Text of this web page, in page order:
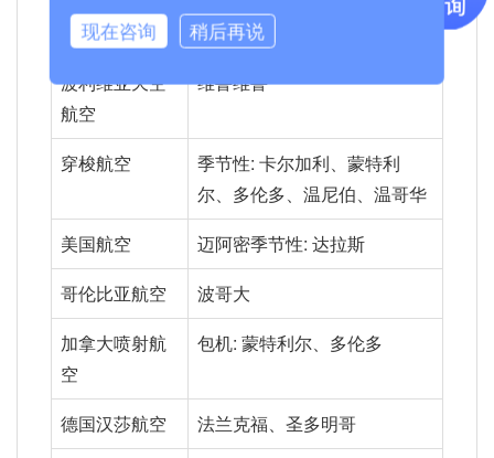
航空公司
航点
波利维亚天空
航空
维鲁维鲁
穿梭航空
季节性: 卡尔加利、蒙特利
尔、多伦多、温尼伯、温哥华
美国航空
迈阿密季节性: 达拉斯
哥伦比亚航空
波哥大
加拿大喷射航
空
包机: 蒙特利尔、多伦多
德国汉莎航空
法兰克福、圣多明哥
现在咨询 稍后再说